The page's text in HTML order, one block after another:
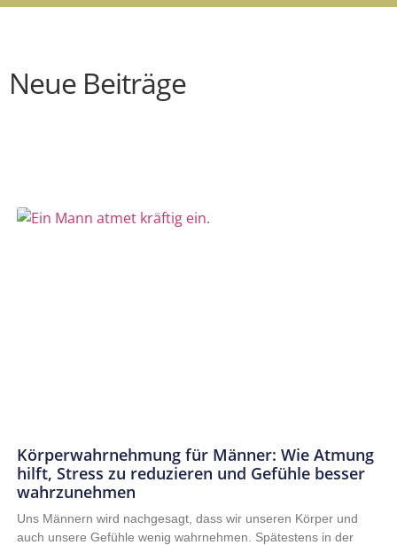
Neue Beiträge
Körperwahrnehmung für Männer: Wie Atmung
hilft, Stress zu reduzieren und Gefühle besser
wahrzunehmen
Uns Männern wird nachgesagt, dass wir unseren Körper und
auch unsere Gefühle wenig wahrnehmen. Spätestens in der